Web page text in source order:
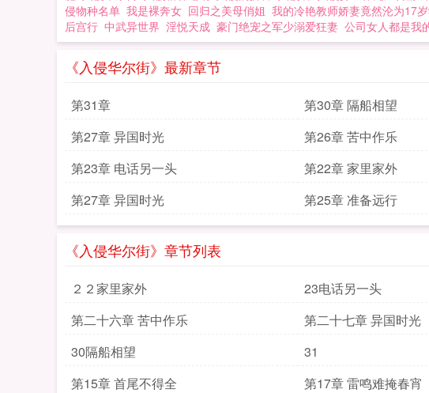
侵物种名单 我是裸奔女 回归之美母俏姐 我的冷艳教师娇妻竟然沦为17
后宫行 中武异世界 淫悦天成 豪门绝宠之军少溺爱狂妻 公司女人都是我
《入侵华尔街》最新章节
第31章 第30章 隔船相望
第27章 异国时光
第26章 苦中作乐
第23章 电话另一头
第22章 家里家外
第27章 异国时光
第25章 准备远行
《入侵华尔街》章节列表
２２家里家外 23电话另一头
第二十六章 苦中作乐
第二十七章 异国时光
30隔船相望
31
第15章 首尾不得全
第17章 雷鸣难掩春宵